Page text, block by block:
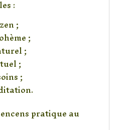
:
;
;
;
;
;
pratique au